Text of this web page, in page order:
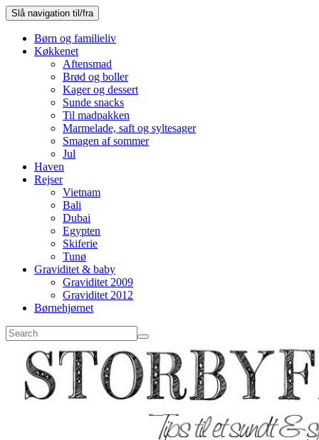
Slå navigation til/fra
Børn og familieliv
Køkkenet
Aftensmad
Brød og boller
Kager og dessert
Sunde snacks
Til madpakken
Marmelade, saft og syltesager
Smagen af sommer
Jul
Haven
Rejser
Vietnam
Bali
Dubai
Egypten
Skiferie
Tunø
Graviditet & baby
Graviditet 2009
Graviditet 2012
Børnehjørnet